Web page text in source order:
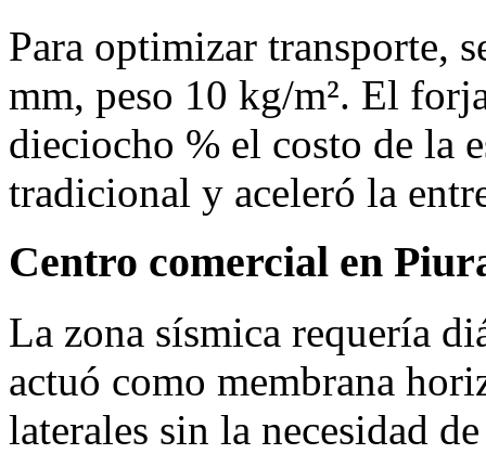
Para optimizar transporte,
mm, peso 10 kg/m². El
dieciocho % el costo de la
tradicional y aceleró la
Centro comercial en
La zona sísmica requería
actuó como membrana
laterales sin la necesidad